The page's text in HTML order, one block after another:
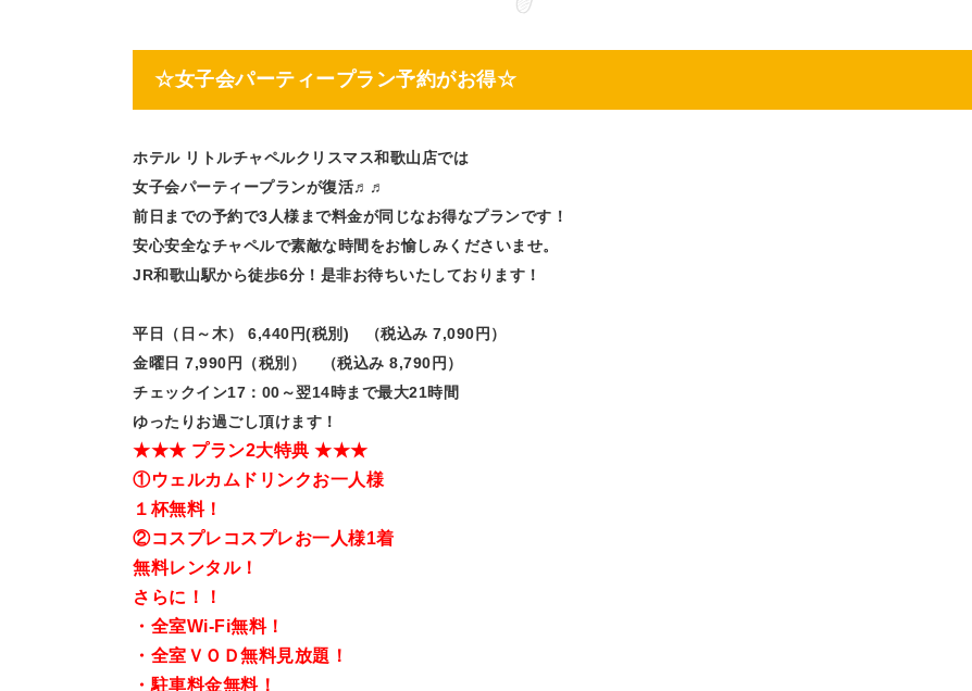
☆女子会パーティープラン予約がお得☆
ホテル リトルチャペルクリスマス和歌山店では
女子会パーティープランが復活♬♬
前日までの予約で3人様まで料金が同じなお得なプランです！
安心安全なチャペルで素敵な時間をお愉しみくださいませ。
JR和歌山駅から徒歩6分！ 是非お待ちいたしております！
平日（日～木） 6,440 円(税別) （税込み 7,090円）
金曜日 7,990円（税別） （税込み 8,790円）
チェックイン17：00～翌14時まで最大21時間
ゆったりお過ごし頂けます！
★★★ プラン2大特典 ★★★
①ウェルカムドリンクお一人様
１杯無料！
②コスプレコスプレお一人様1着
無料レンタル！
さらに！！
・全室Wi-Fi無料！
・全室ＶＯＤ無料見放題！
・駐車料金無料！